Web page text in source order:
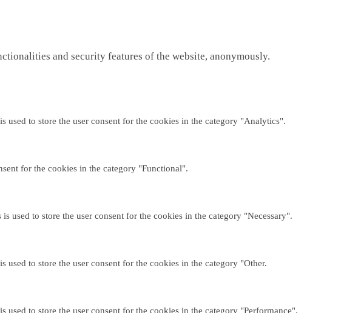
and security features of the website, anonymously.
to store the user consent for the cookies in the category "Analytics".
for the cookies in the category "Functional".
used to store the user consent for the cookies in the category "Necessary".
to store the user consent for the cookies in the category "Other.
to store the user consent for the cookies in the category "Performance".